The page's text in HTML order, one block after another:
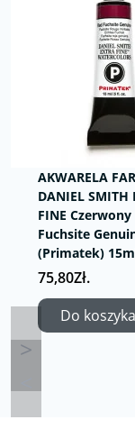
AKWARELA
DANIEL SMITH
FINE Czerwony
Fuchsite
(Primatek)
75,80Zł.
Do koszyka